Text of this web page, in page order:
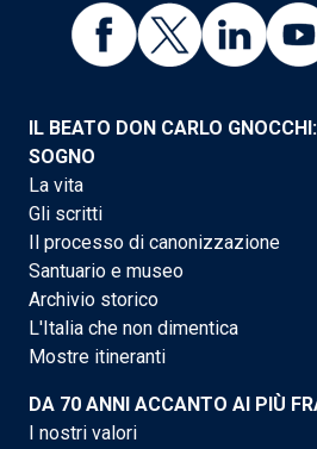
IL BEATO DON CARLO
SOGNO
La vita
Gli scritti
Il processo di canonizzazione
Santuario e museo
Archivio storico
L'Italia che non dimentica
Mostre itineranti
DA 70 ANNI ACCANTO AI PIÙ
I nostri valori